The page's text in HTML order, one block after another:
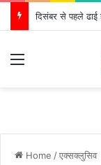
दिसंबर से पहले ढाई
Home /एक्सक्लुसिव